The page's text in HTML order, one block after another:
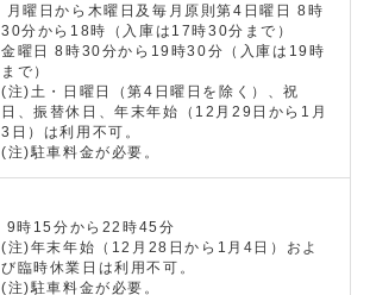
月曜日から木曜日及毎月原則第4日曜日 8時
30分から18時（入庫は17時30分まで）
金曜日 8時30分から19時30分（入庫は19時
まで）
(注)土・日曜日（第4日曜日を除く）、祝
日、振替休日、年末年始（12月29日から1月
3日）は利用不可。
(注)駐車料金が必要。
9時15分から22時45分
(注)年末年始（12月28日から1月4日）およ
び臨時休業日は利用不可。
(注)駐車料金が必要。